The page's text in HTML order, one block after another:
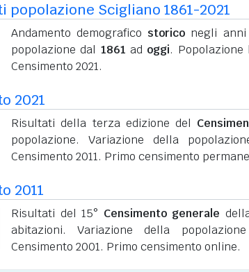
popolazione Scigliano 1861-2021
Andamento demografico storico negli anni
popolazione dal 1861 ad oggi.
Censimento 2021.
2021
Risultati della terza edizione del
popolazione. Variazione della
Censimento 2011. Primo censimento
2011
Risultati del 15° Censimento generale
abitazioni. Variazione della
Censimento 2001. Primo censimento online.